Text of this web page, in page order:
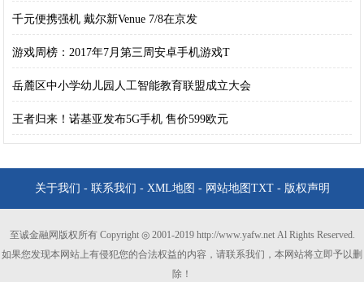
千元便携强机 戴尔新Venue 7/8在京发
游戏周榜：2017年7月第三周安卓手机游戏T
岳麓区中小学幼儿园人工智能教育联盟成立大会
王者归来！诺基亚发布5G手机 售价599欧元
关于我们 - 联系我们 - XML地图 - 网站地图 TXT- 版权声明
至诚金融网版权所有 Copyright ◎ 2001-2019 http://www.yafw.net Al Rights Reserved.
如果您发现本网站上有侵犯您的合法权益的内容，请联系我们，本网站将立即予以删
除！